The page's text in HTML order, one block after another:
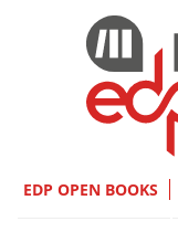
EDP OPEN BOOKS